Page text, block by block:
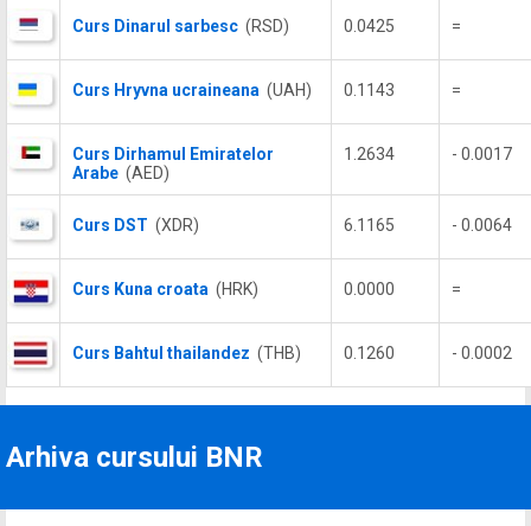
Curs Dinarul sarbesc (RSD) 0.0425 =
Curs Hryvna ucraineana (UAH) 0.1143 =
Curs Dirhamul Emiratelor
Arabe (AED)
1.2634 - 0.0017
Curs DST (XDR) 6.1165 - 0.0064
Curs Kuna croata (HRK) 0.0000 =
Curs Bahtul thailandez (THB) 0.1260 - 0.0002
Arhiva cursului BNR